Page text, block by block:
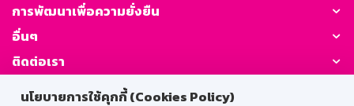
นโยบายการใช้คุกกี้ (Cookies Policy)
การพัฒนาเพื่อความยั่งยืน
อื่นๆ
ติดต่อเรา